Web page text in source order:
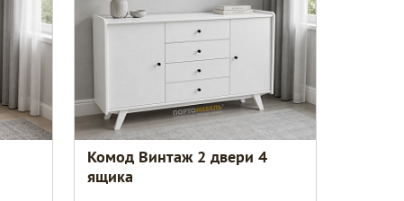
Комод Винтаж 2 двери 4
ящика